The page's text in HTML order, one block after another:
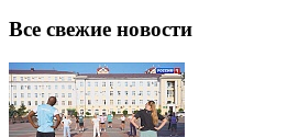
Все свежие новости